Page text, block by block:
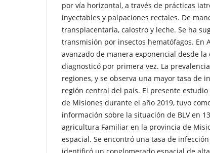
por vía horizontal, a través de prácticas
inyectables y palpaciones rectales. De
transplacentaria, calostro y leche. Se ha
transmisión por insectos hematófagos. En
avanzado de manera exponencial desde la
diagnosticó por primera vez. La
regiones, y se observa una mayor tasa de
región central del país. El presente
de Misiones durante el año 2019, tuvo
información sobre la situación de BLV en
agricultura Familiar en la provincia de
espacial. Se encontró una tasa de